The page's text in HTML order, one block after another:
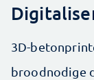
3D-
broodnodige